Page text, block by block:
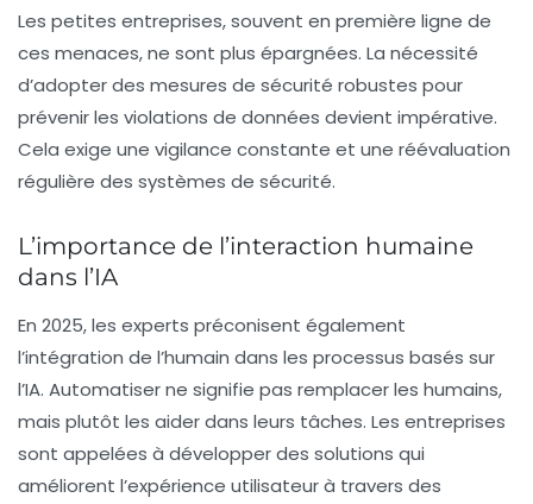
Les petites entreprises, souvent en première ligne de
ces menaces, ne sont plus épargnées. La nécessité
d’adopter des mesures de sécurité robustes pour
prévenir les violations de données devient impérative.
Cela exige une vigilance constante et une réévaluation
régulière des systèmes de sécurité.
L’importance de l’interaction humaine
dans l’IA
En 2025, les experts préconisent également
l’intégration de l’humain dans les processus basés sur
l’IA. Automatiser ne signifie pas remplacer les humains,
mais plutôt les aider dans leurs tâches. Les entreprises
sont appelées à développer des solutions qui
améliorent l’expérience utilisateur à travers des